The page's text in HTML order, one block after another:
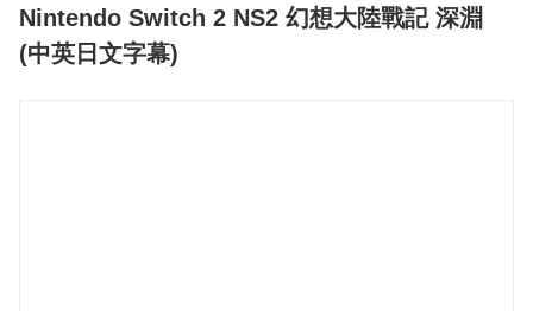
Nintendo Switch 2 NS2 幻想大陸戰記 深淵
(中英日文字幕)